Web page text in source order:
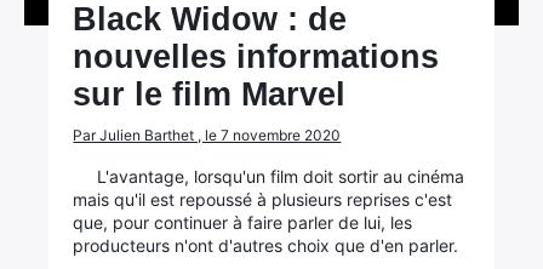
Black Widow : de
nouvelles informations
sur le film Marvel
Par Julien Barthet , le 7 novembre 2020
L'avantage, lorsqu'un film doit sortir au cinéma
mais qu'il est repoussé à plusieurs reprises c'est
que, pour continuer à faire parler de lui, les
producteurs n'ont d'autres choix que d'en parler.